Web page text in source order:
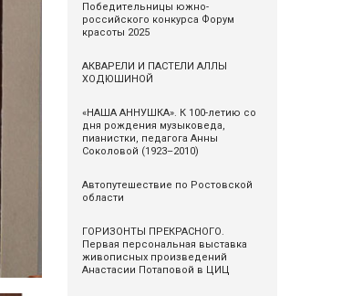
Победительницы южно-
российского конкурса Форум
красоты 2025
АКВАРЕЛИ И ПАСТЕЛИ АЛЛЫ
ХОДЮШИНОЙ
«НАША АННУШКА». К 100-летию со
дня рождения музыковеда,
пианистки, педагога Анны
Соколовой (1923–2010)
Автопутешествие по Ростовской
области
ГОРИЗОНТЫ ПРЕКРАСНОГО.
Первая персональная выставка
живописных произведений
Анастасии Потаповой в ЦИЦ